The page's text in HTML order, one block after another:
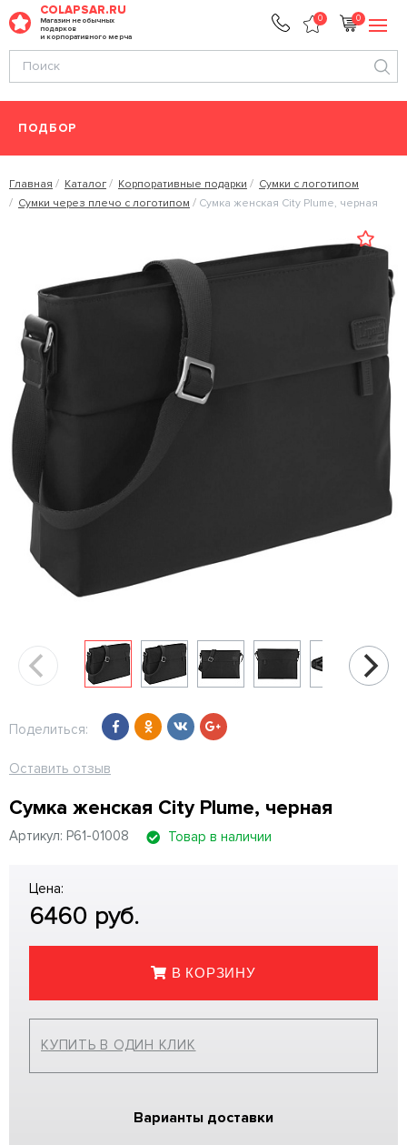
COLAPSAR.RU
Магазин необычных
подарков
и корпоративного мерча
0 0
ПОДБОР
Главная Каталог Корпоративные подарки
Сумки с логотипом
Сумки через плечо с логотипом
Сумка женская City Plume, черная
Поделиться:
Оставить отзыв
Сумка женская City Plume, черная
Артикул: P61-01008 Товар в наличии
Цена:
6460 руб.
В КОРЗИНУ
КУПИТЬ В ОДИН КЛИК
Варианты доставки